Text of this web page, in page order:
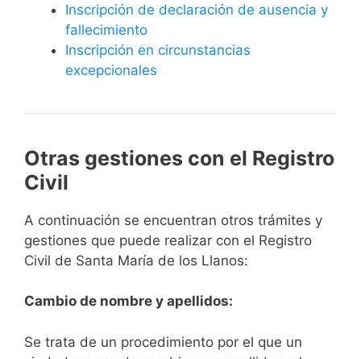
Inscripción de declaración de ausencia y
fallecimiento
Inscripción en circunstancias
excepcionales
Otras gestiones con el Registro
Civil
A continuación se encuentran otros trámites y
gestiones que puede realizar con el Registro
Civil de Santa María de los Llanos:
Cambio de nombre y apellidos:
Se trata de un procedimiento por el que un